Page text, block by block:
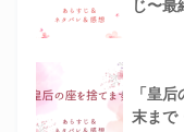
じ〜最
「皇
末まで